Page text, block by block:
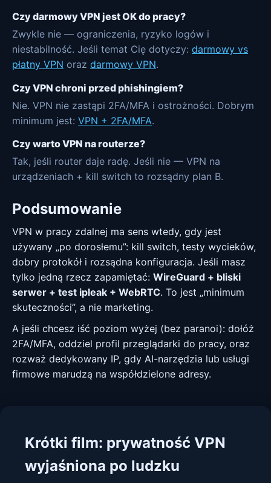
Czy darmowy VPN jest OK do pracy?
Zwykle nie — ograniczenia, ryzyko logów i
niestabilność. Jeśli temat Cię dotyczy: darmowy vs
płatny VPN oraz darmowy VPN.
Czy VPN chroni przed phishingiem?
Nie. VPN nie zastąpi 2FA/MFA i ostrożności. Dobrym
minimum jest: VPN + 2FA/MFA.
Czy warto VPN na routerze?
Tak, jeśli router daje radę. Jeśli nie — VPN na
urządzeniach + kill switch to rozsądny plan B.
Podsumowanie
VPN w pracy zdalnej ma sens wtedy, gdy jest
używany „po dorosłemu”: kill switch, testy wycieków,
dobry protokół i rozsądna konfiguracja. Jeśli masz
tylko jedną rzecz zapamiętać: WireGuard + bliski
serwer + test ipleak + WebRTC. To jest „minimum
skuteczności”, a nie marketing.
A jeśli chcesz iść poziom wyżej (bez paranoi): dołóż
2FA/MFA, oddziel profil przeglądarki do pracy, oraz
rozważ dedykowany IP, gdy AI-narzędzia lub usługi
firmowe marudzą na współdzielone adresy.
Krótki film: prywatność VPN
wyjaśniona po ludzku